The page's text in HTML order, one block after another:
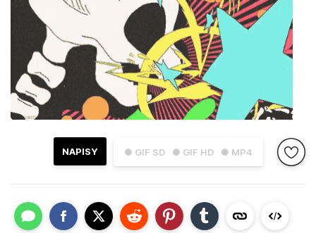
● GIF SD ● GIF HD ● MP4
NAPISY